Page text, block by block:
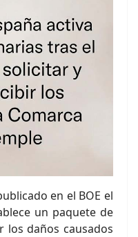
en el BOE el
un paquete de
los daños causados